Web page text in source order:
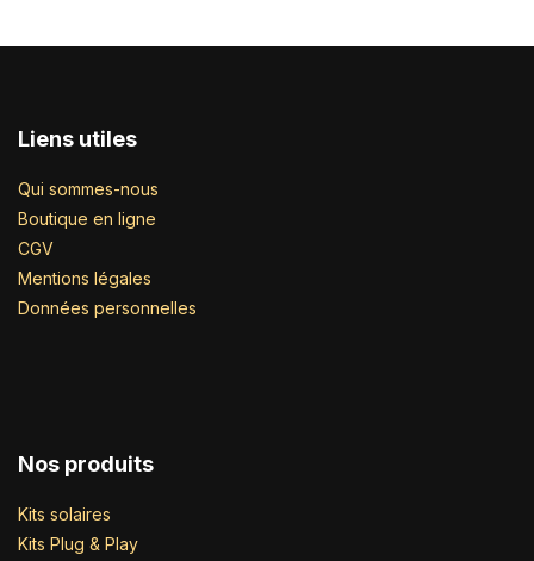
Liens utiles
Qui sommes-nous
Boutique en ligne
CGV
Mentions légales
Données personnelles
Nos produits
Kits solaires
Kits Plug & Play